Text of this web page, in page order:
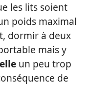
les lits soient
poids maximal
dormir à deux
mais y
un peu trop
de